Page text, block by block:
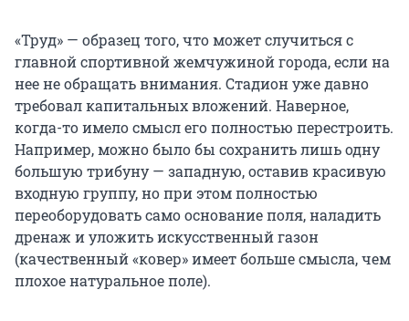
«Труд» — образец того, что может случиться с
главной спортивной жемчужиной города, если на
нее не обращать внимания. Стадион уже давно
требовал капитальных вложений. Наверное,
когда-то имело смысл его полностью перестроить.
Например, можно было бы сохранить лишь одну
большую трибуну — западную, оставив красивую
входную группу, но при этом полностью
переоборудовать само основание поля, наладить
дренаж и уложить искусственный газон
(качественный «ковер» имеет больше смысла, чем
плохое натуральное поле).